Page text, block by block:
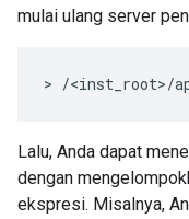
mulai ulang server
> /<inst_root>/
Lalu, Anda dapat
dengan
ekspresi. Misalnya,